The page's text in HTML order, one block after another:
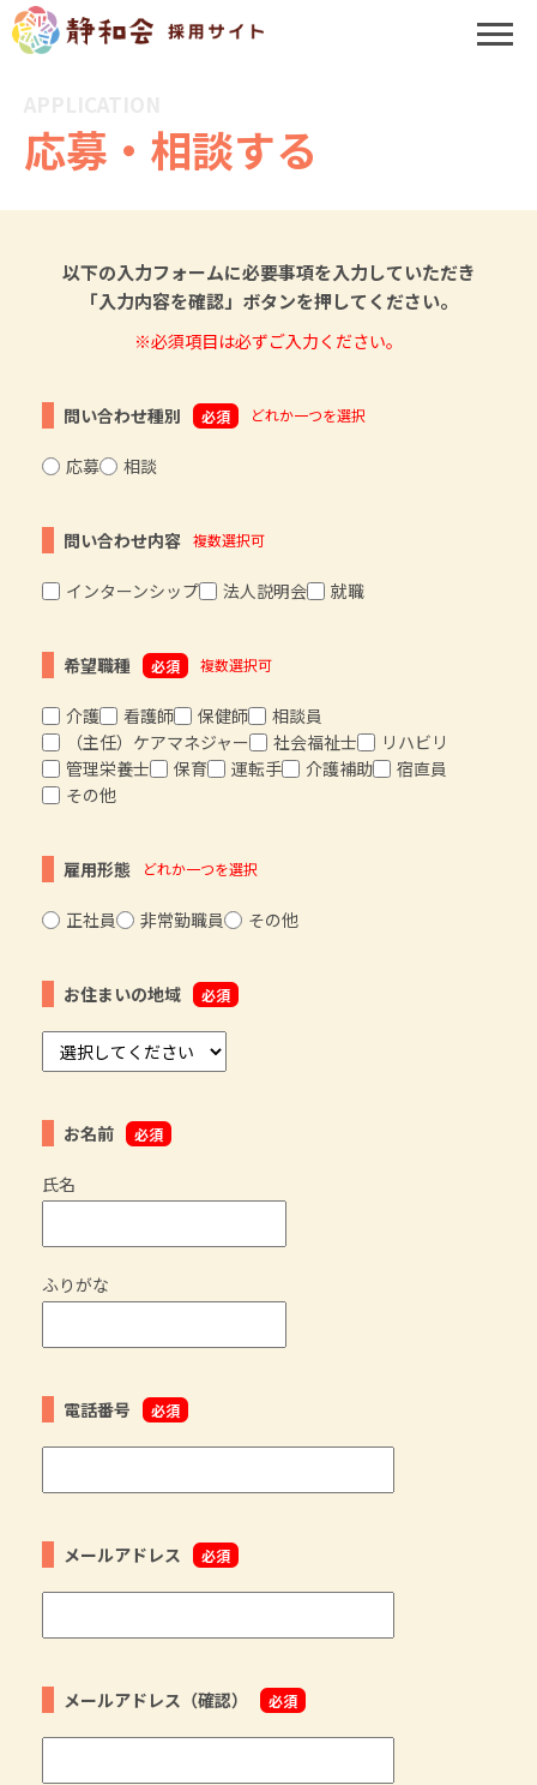
応募・相談する
以下の入力フォームに必要事項を入力していただき
「入力内容を確認」ボタンを押してください。
※必須項目は必ずご入力ください。
問い合わせ種別 必須 どれか一つを選択
応募 相談
問い合わせ内容 複数選択可
インターンシップ 法人説明会 就職
希望職種 必須 複数選択可
介護 看護師 保健師
相談員
（主任）ケアマネジャー
社会福祉士
リハビリ
管理栄養士
保育 運転手 介護補助
宿直員
その他
雇用形態 どれか一つを選択
正社員 非常勤職員 その他
お住まいの地域 必須
お名前 必須
氏名
ふりがな
電話番号 必須
メールアドレス 必須
メールアドレス（確認） 必須